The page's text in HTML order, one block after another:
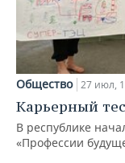
Общество 27 июл,
Карьерный
В республике
«Профессии